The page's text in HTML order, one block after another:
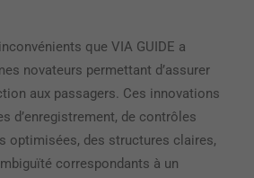
que VIA GUIDE a
novateurs permettant d’assurer
aux passagers. Ces innovations
d’enregistrement, de contrôles
optimisées, des structures claires,
correspondants à un